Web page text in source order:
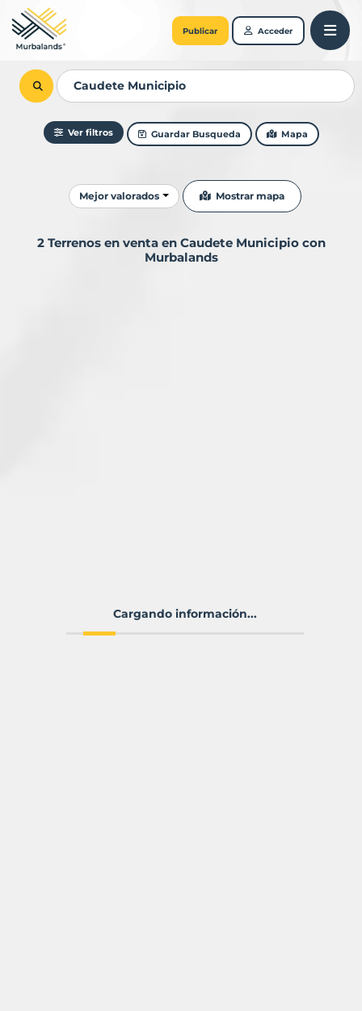
Publicar Acceder
Ver filtros Guardar Busqueda Mapa
Ordenar resultados
Mejor valorados Mostrar mapa
2 Terrenos en venta en Caudete Municipio con
Murbalands
Cargando información...